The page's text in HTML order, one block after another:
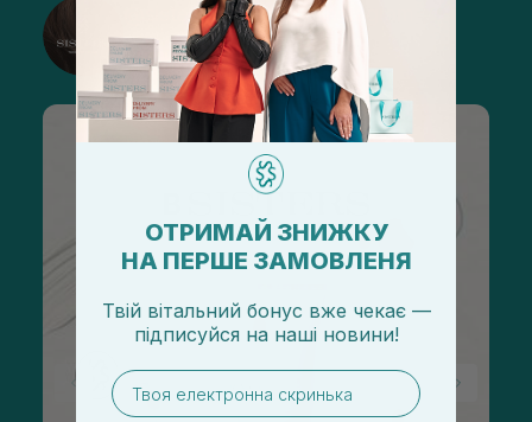
@sisters_stelmakh в Instagram
Підписатися
ОТРИМАЙ ЗНИЖКУ
НА ПЕРШЕ ЗАМОВЛЕНЯ
Твій вітальний бонус вже чекає —
підписуйся на наші новини!
email